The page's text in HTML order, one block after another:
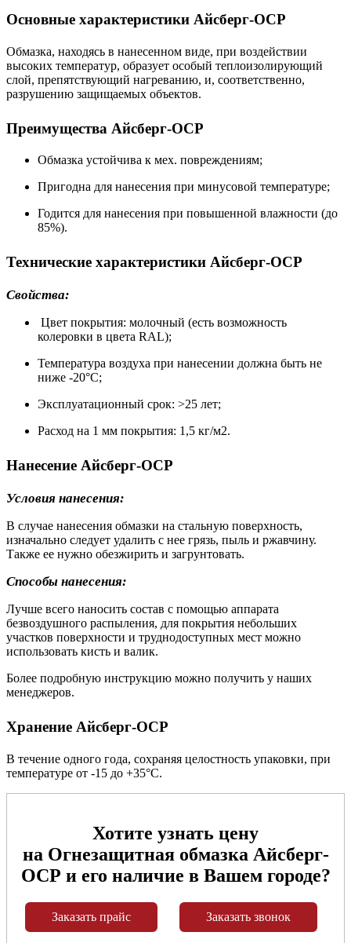
Основные характеристики Айсберг-ОСР
Обмазка, находясь в нанесенном виде, при воздействии
высоких температур, образует особый теплоизолирующий
слой, препятствующий нагреванию, и, соответственно,
разрушению защищаемых объектов.
Преимущества Айсберг-ОСР
Обмазка устойчива к мех. повреждениям;
Пригодна для нанесения при минусовой температуре;
Годится для нанесения при повышенной влажности (до
85%).
Технические характеристики Айсберг-ОСР
Свойства:
Цвет покрытия: молочный (есть возможность
колеровки в цвета RAL);
Температура воздуха при нанесении должна быть не
ниже -20°С;
Эксплуатационный срок: >25 лет;
Расход на 1 мм покрытия: 1,5 кг/м2.
Нанесение Айсберг-ОСР
Условия нанесения:
В случае нанесения обмазки на стальную поверхность,
изначально следует удалить с нее грязь, пыль и ржавчину.
Также ее нужно обезжирить и загрунтовать.
Способы нанесения:
Лучше всего наносить состав с помощью аппарата
безвоздушного распыления, для покрытия небольших
участков поверхности и труднодоступных мест можно
использовать кисть и валик.
Более подробную инструкцию можно получить у наших
менеджеров.
Хранение Айсберг-ОСР
В течение одного года, сохраняя целостность упаковки, при
температуре от -15 до +35°С.
Хотите узнать цену
на Огнезащитная обмазка Айсберг-
ОСР и его наличие в Вашем городе?
Заказать прайс Заказать звонок